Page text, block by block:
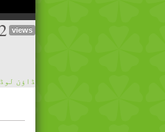
views
ڈاؤن